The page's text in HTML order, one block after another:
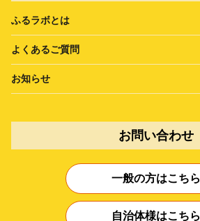
ふるラボとは
よくあるご質問
お知らせ
お問い合わせ
一般の方はこちら
自治体様はこちら